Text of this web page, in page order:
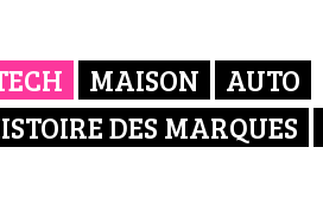
MAISON
AUTO
DES MARQUES